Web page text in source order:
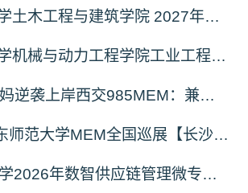
武汉理工大学土木工程与建筑学院 2027年工程管理硕士（MEM）招生简章
上海交通大学机械与动力工程学院工业工程学科硕士生招生专业及统考科目调整公告
34岁二胎妈妈逆袭上岸西交985MEM：兼顾工作带娃，零基础5个月逆风翻盘
7月25日华东师范大学MEM全国巡展【长沙站】开启，欢迎报考！
北方民族大学2026年数智供应链管理微专业招生简章